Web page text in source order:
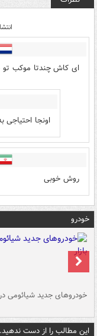
ای کاش چندتا موکب تو
اونجا
روش خوبی
خودرو
خودروهای جدید شیائومی در
این مطالب را از دست